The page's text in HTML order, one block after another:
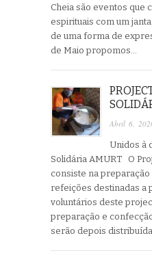
Cheia são eventos que
espirituais com um
de uma forma de
de Maio propomos…
Abril 6,
Unidos à
Solidária AMURT O
consiste na
refeições destinadas a
voluntários deste
preparação e
serão depois